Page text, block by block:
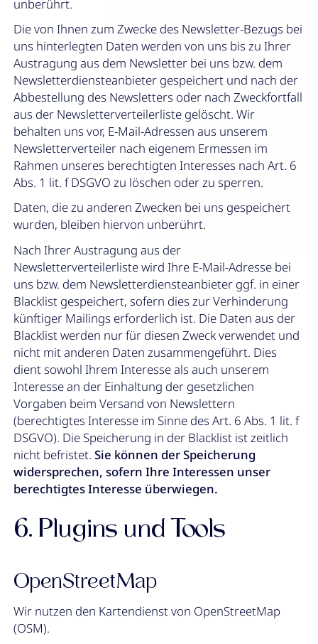
unberührt.
Die von Ihnen zum Zwecke des Newsletter-Bezugs bei
uns hinterlegten Daten werden von uns bis zu Ihrer
Austragung aus dem Newsletter bei uns bzw. dem
Newsletterdiensteanbieter gespeichert und nach der
Abbestellung des Newsletters oder nach Zweckfortfall
aus der Newsletterverteilerliste gelöscht. Wir
behalten uns vor, E-Mail-Adressen aus unserem
Newsletterverteiler nach eigenem Ermessen im
Rahmen unseres berechtigten Interesses nach Art. 6
Abs. 1 lit. f DSGVO zu löschen oder zu sperren.
Daten, die zu anderen Zwecken bei uns gespeichert
wurden, bleiben hiervon unberührt.
Nach Ihrer Austragung aus der
Newsletterverteilerliste wird Ihre E-Mail-Adresse bei
uns bzw. dem Newsletterdiensteanbieter ggf. in einer
Blacklist gespeichert, sofern dies zur Verhinderung
künftiger Mailings erforderlich ist. Die Daten aus der
Blacklist werden nur für diesen Zweck verwendet und
nicht mit anderen Daten zusammengeführt. Dies
dient sowohl Ihrem Interesse als auch unserem
Interesse an der Einhaltung der gesetzlichen
Vorgaben beim Versand von Newslettern
(berechtigtes Interesse im Sinne des Art. 6 Abs. 1 lit. f
DSGVO). Die Speicherung in der Blacklist ist zeitlich
nicht befristet. Sie können der Speicherung
widersprechen, sofern Ihre Interessen unser
berechtigtes Interesse überwiegen.
6. Plugins und Tools
OpenStreetMap
Wir nutzen den Kartendienst von OpenStreetMap
(OSM).